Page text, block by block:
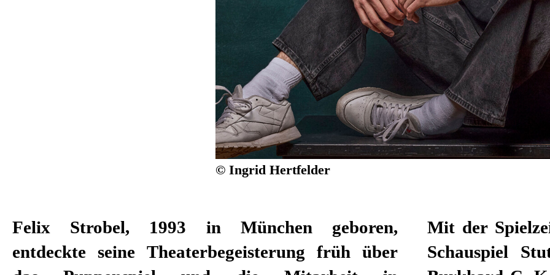
© Ingrid Hertfelder
Felix Strobel, 1993 in München geboren,
entdeckte seine Theaterbegeisterung früh über
Mit der
Schauspiel